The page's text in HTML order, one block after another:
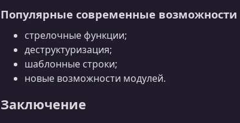
Популярные современные возможности
стрелочные функции;
деструктуризация;
шаблонные строки;
новые возможности модулей.
Заключение